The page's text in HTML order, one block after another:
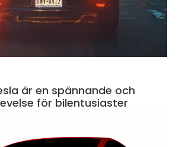
är en spännande och
för bilentusiaster